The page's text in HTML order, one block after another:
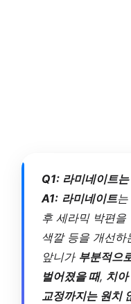
Q1: 라미네이트
A1: 라미네이트는
후 세라믹 박편을
색깔 등을 개선하
앞니가 부분적으
벌어졌을 때, 치
교정까지는 원치